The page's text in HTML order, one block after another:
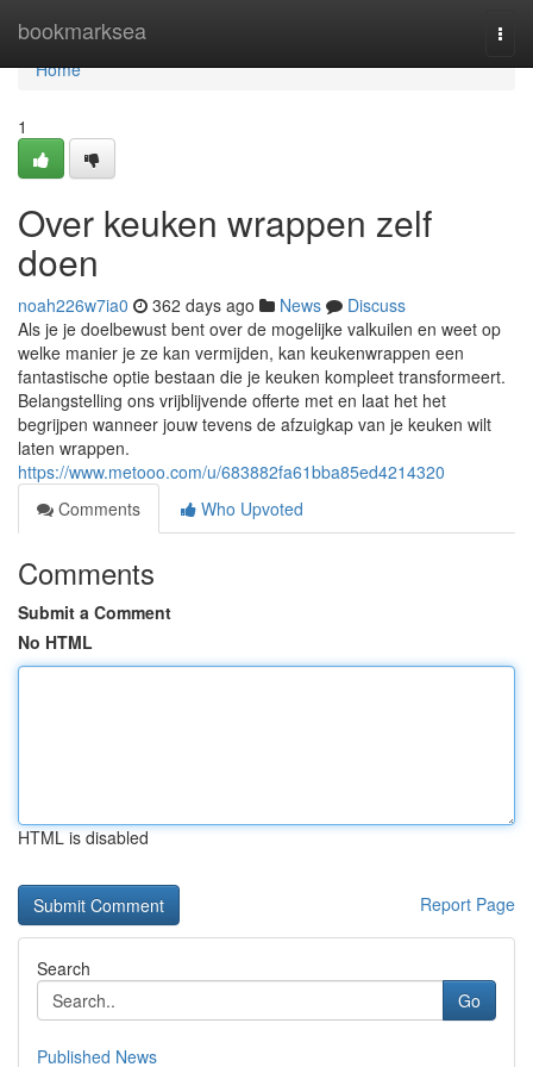
bookmarksea
Home
Home
1
Over keuken wrappen zelf
doen
noah226w7ia0 362 days ago News
Discuss
Als je je doelbewust bent over de mogelijke valkuilen en weet op
welke manier je ze kan vermijden, kan keukenwrappen een
fantastische optie bestaan die je keuken kompleet transformeert.
Belangstelling ons vrijblijvende offerte met en laat het het
begrijpen wanneer jouw tevens de afzuigkap van je keuken wilt
laten wrappen.
https://www.metooo.com/u/683882fa61bba85ed4214320
Comments
Who Upvoted
Comments
Submit a Comment
No HTML
HTML is disabled
Report Page
Search
Go
Published News